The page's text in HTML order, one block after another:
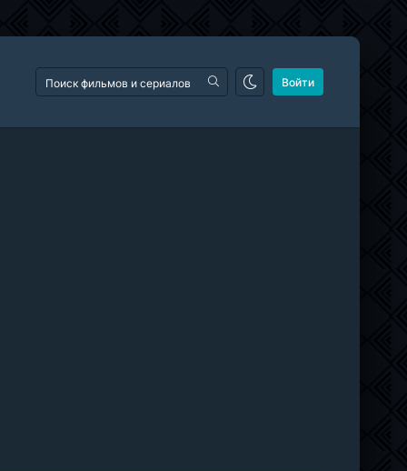
Войти